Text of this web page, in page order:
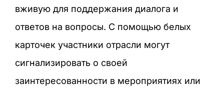
вживую для поддержания диалога и
ответов на вопросы. С помощью белых
карточек участники отрасли могут
сигнализировать о своей
заинтересованности в мероприятиях или